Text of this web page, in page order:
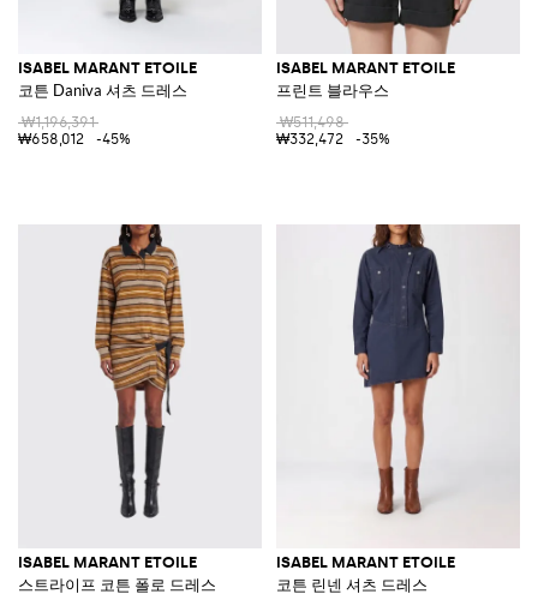
ISABEL MARANT ETOILE
코튼 Daniva 셔츠 드레스
₩1,196,391
₩658,012
-45%
ISABEL MARANT ETOILE
프린트 블라우스
₩511,498
₩332,472
-35%
ISABEL MARANT ETOILE
스트라이프 코튼 폴로 드레스
ISABEL MARANT ETOILE
코튼 린넨 셔츠 드레스